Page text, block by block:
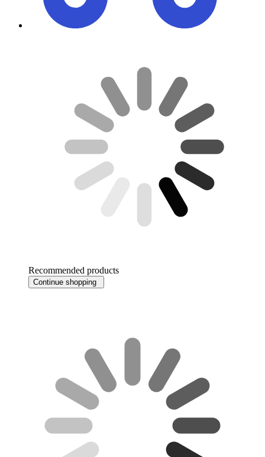
Recommended products
Continue shopping